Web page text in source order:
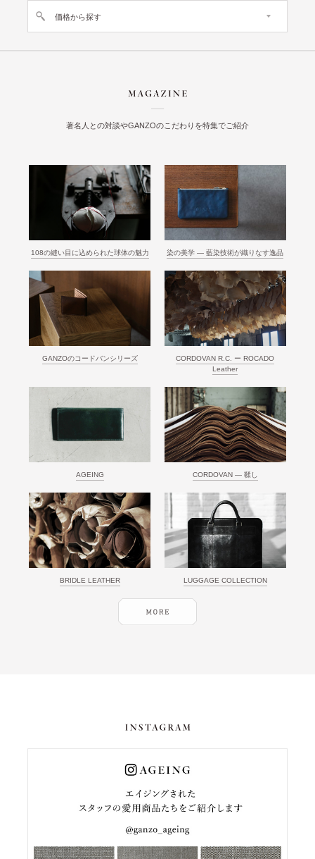
価格から探す
著名人との対談やGANZOのこだわりを特集でご紹介
108の縫い目に込められた球体の魅力 染の美学 ― 藍染技術が織りなす逸品
GANZOのコードバンシリーズ
CORDOVAN R.C. ー ROCADO
Leather
AGEING CORDOVAN ― 鞣し
BRIDLE LEATHER LUGGAGE COLLECTION